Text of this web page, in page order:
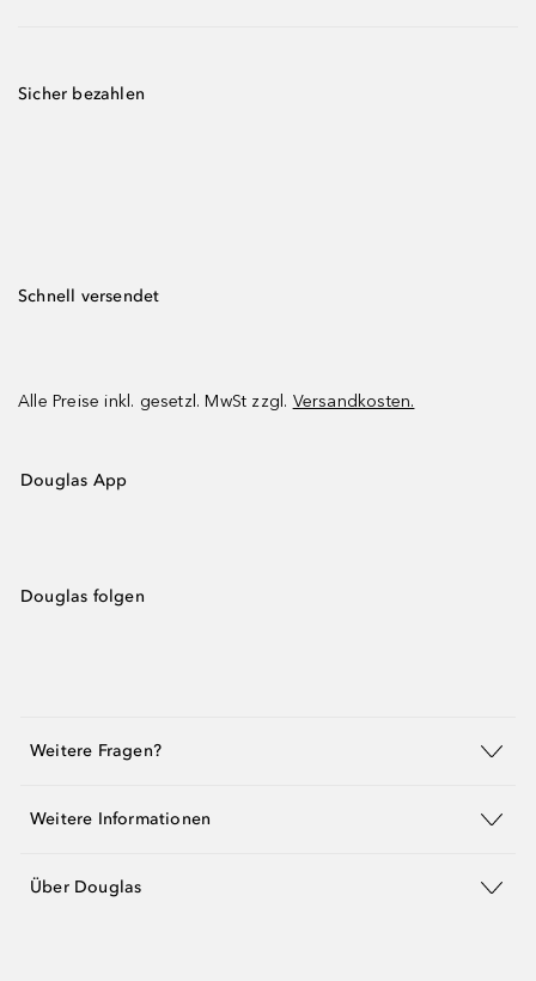
Sicher bezahlen
Schnell versendet
Alle Preise inkl. gesetzl. MwSt zzgl. Versandkosten.
Douglas App
Douglas folgen
Weitere Fragen?
Weitere Informationen
Über Douglas